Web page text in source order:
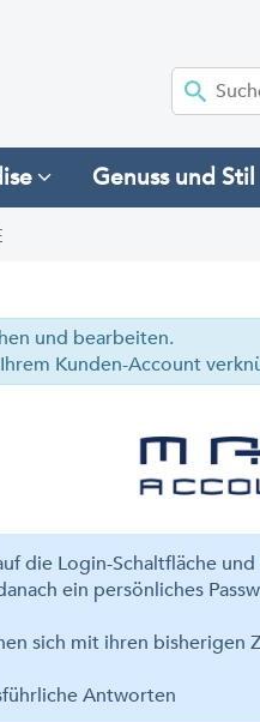
Genuss und Stil
und bearbeiten.
Kunden-Account
die Login-Schaltfläche
ein persönliches
sich mit ihren
Antworten